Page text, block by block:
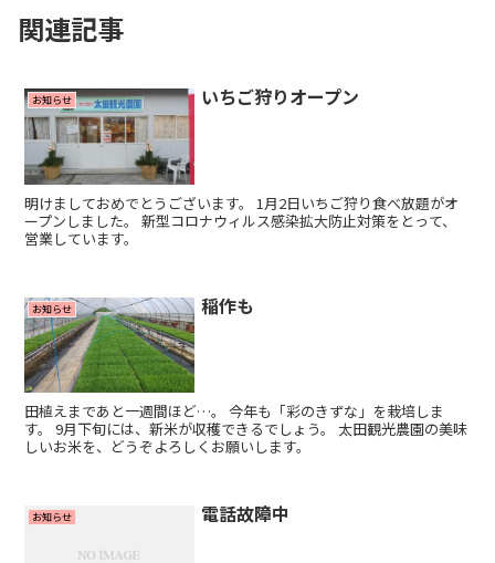
関連記事
お知らせ いちご狩りオープン
明けましておめでとうございます。 1月2日いちご狩り食べ放題がオ
ープンしました。 新型コロナウィルス感染拡大防止対策をとって、
営業しています。
お知らせ 稲作も
田植えまであと一週間ほど…。 今年も「彩のきずな」を栽培しま
す。 9月下旬には、新米が収穫できるでしょう。 太田観光農園の美味
しいお米を、どうぞよろしくお願いします。
お知らせ 電話故障中